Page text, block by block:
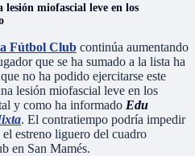
miofascial leve en los
Fútbol Club continúa aumentando
que se ha sumado a la lista ha
no ha podido ejercitarse este
lesión miofascial leve en los
y como ha informado Edu
. El contratiempo podría impedir
estreno liguero del cuadro
en San Mamés.